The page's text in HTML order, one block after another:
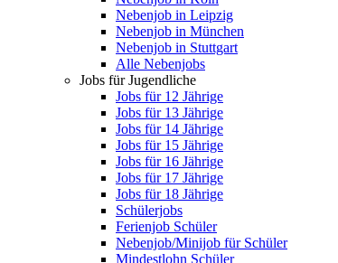
Nebenjob in Leipzig
Nebenjob in München
Nebenjob in Stuttgart
Alle Nebenjobs
Jobs für Jugendliche
Jobs für 12 Jährige
Jobs für 13 Jährige
Jobs für 14 Jährige
Jobs für 15 Jährige
Jobs für 16 Jährige
Jobs für 17 Jährige
Jobs für 18 Jährige
Schülerjobs
Ferienjob Schüler
Nebenjob/Minijob für Schüler
Mindestlohn Schüler